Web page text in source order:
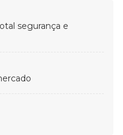
segurança e